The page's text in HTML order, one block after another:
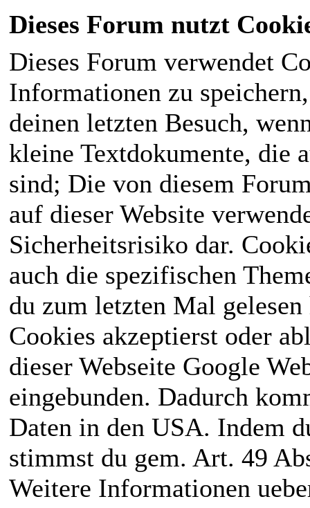
Dieses Forum nutzt
Dieses Forum verwendet
Informationen zu
deinen letzten Besuch,
kleine Textdokumente, die
sind; Die von diesem
auf dieser Website
Sicherheitsrisiko dar.
auch die spezifischen
du zum letzten Mal
Cookies akzeptierst oder
dieser Webseite Google
eingebunden. Dadurch
Daten in den USA. Indem
stimmst du gem. Art. 49
Weitere Informationen